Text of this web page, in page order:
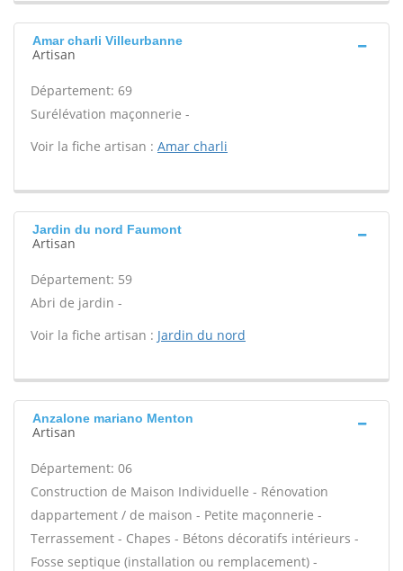
Amar charli Villeurbanne
Artisan
Département: 69
Surélévation maçonnerie -
Voir la fiche artisan : Amar charli
Jardin du nord Faumont
Artisan
Département: 59
Abri de jardin -
Voir la fiche artisan : Jardin du nord
Anzalone mariano Menton
Artisan
Département: 06
Construction de Maison Individuelle - Rénovation
dappartement / de maison - Petite maçonnerie -
Terrassement - Chapes - Bétons décoratifs intérieurs -
Fosse septique (installation ou remplacement) -